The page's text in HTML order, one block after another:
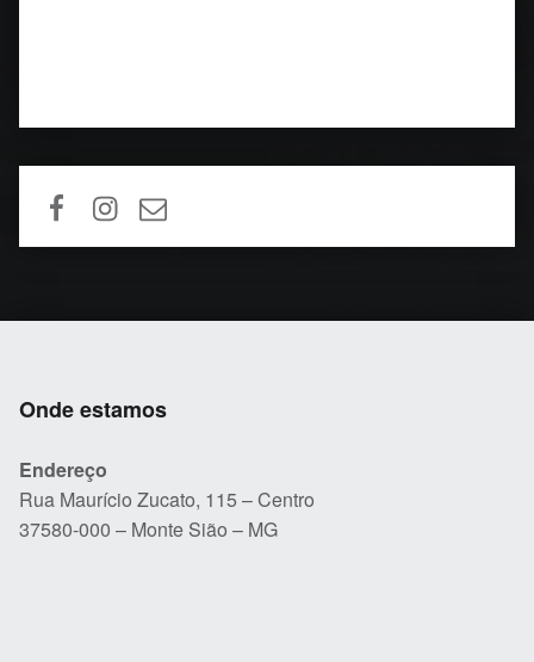
Onde estamos
Endereço
Rua Maurício Zucato, 115 – Centro
37580-000 – Monte Sião – MG